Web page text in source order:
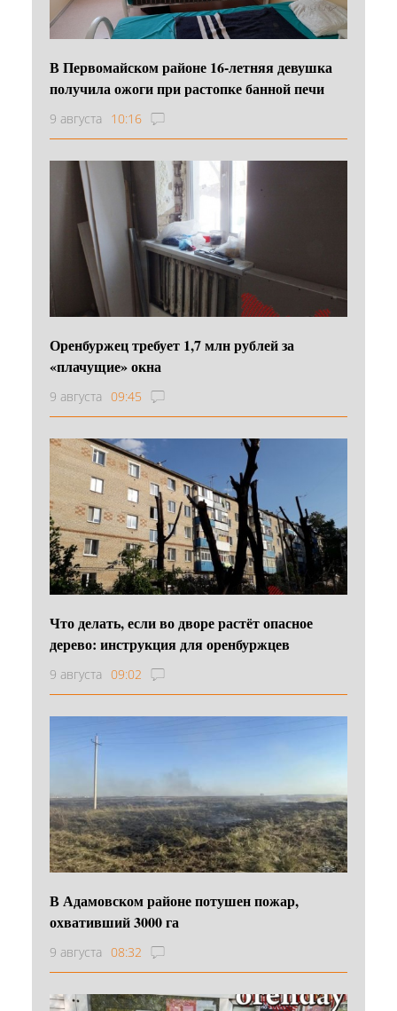
В Первомайском районе 16‑летняя девушка
получила ожоги при растопке банной печи
9 августа 10:16
Оренбуржец требует 1,7 млн рублей за
«плачущие» окна
9 августа 09:45
Что делать, если во дворе растёт опасное
дерево: инструкция для оренбуржцев
9 августа 09:02
В Адамовском районе потушен пожар,
охвативший 3000 га
9 августа 08:32